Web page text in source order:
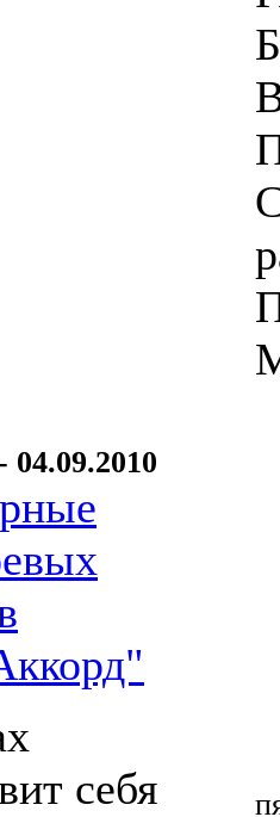
04.09.2010
себя